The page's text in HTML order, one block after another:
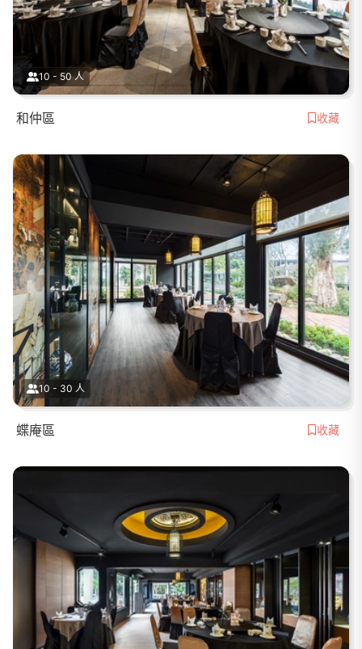
10 - 50 人
和仲區 收藏
10 - 30 人
蝶庵區 收藏